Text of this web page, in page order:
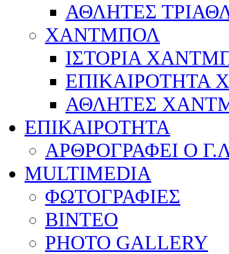
ΑΘΛΗΤΕΣ
ΧΑΝΤΜΠΟΛ
ΙΣΤΟΡΙΑ
ΕΠΙΚΑΙΡΟΤΗΤΑ
ΑΘΛΗΤΕΣ
ΕΠΙΚΑΙΡΟΤΗΤΑ
ΑΡΘΡΟΓΡΑΦΕΙ Ο
MULTIMEDIA
ΦΩΤΟΓΡΑΦΙΕΣ
ΒΙΝΤΕΟ
PHOTO GALLERY